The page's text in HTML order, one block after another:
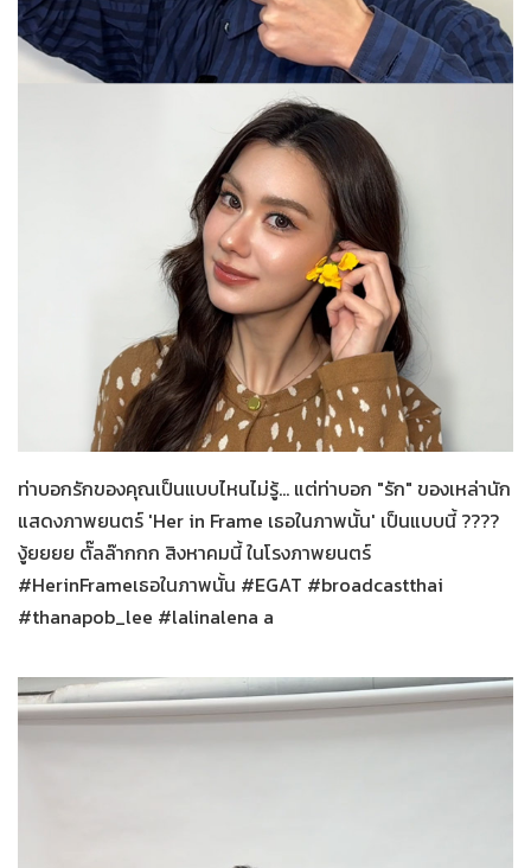
21-07-2569 Her in Frame
ท่าบอกรักของคุณเป็นแบบไหนไม่รู้... แต่ท่าบอก "รัก" ของเหล่านัก
แสดงภาพยนตร์ 'Her in Frame เธอในภาพนั้น' เป็นแบบนี้ ????
งู้ยยยย ตั๊ลล๊ากกก สิงหาคมนี้ ในโรงภาพยนตร์
#HerinFrameเธอในภาพนั้น #EGAT #broadcastthai
#thanapob_lee #lalinalena a